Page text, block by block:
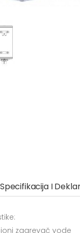
Specifikacija I
zagrevač vode